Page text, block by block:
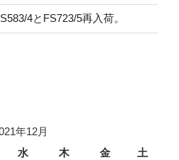
4とFS723/5再入荷。
年12月
水 木 金 土